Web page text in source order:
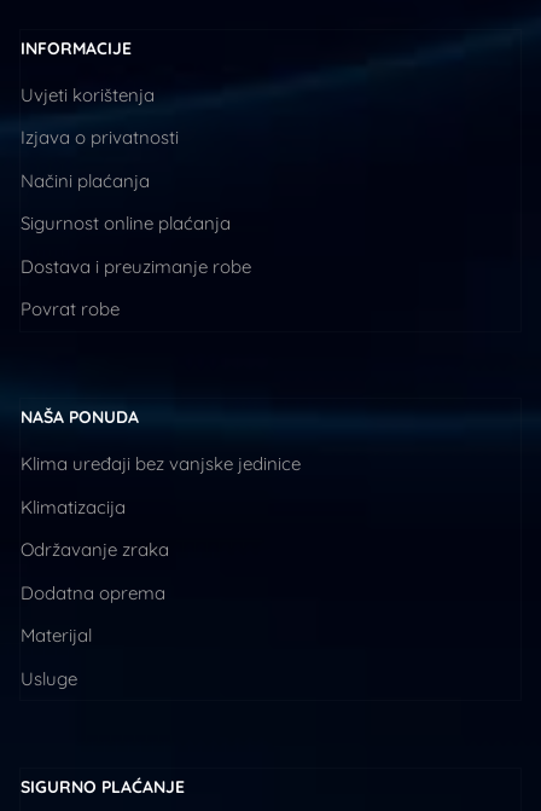
INFORMACIJE
Uvjeti korištenja
Izjava o privatnosti
Načini plaćanja
Sigurnost online plaćanja
Dostava i preuzimanje robe
Povrat robe
NAŠA PONUDA
Klima uređaji bez vanjske jedinice
Klimatizacija
Održavanje zraka
Dodatna oprema
Materijal
Usluge
SIGURNO PLAĆANJE